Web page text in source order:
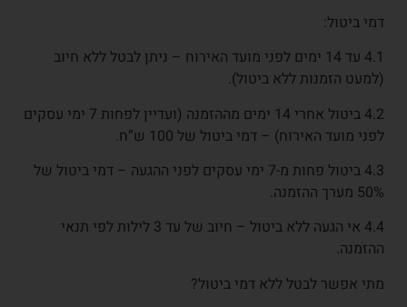
דמי ביטול:
4.1 עד 14 ימים לפני מועד האירוח – ניתן לבטל ללא חיוב
(למעט הזמנות ללא ביטול).
4.2 ביטול אחרי 14 ימים מההזמנה (ועדיין לפחות 7 ימי עסקים
לפני מועד האירוח) – דמי ביטול של 100 ש”ח.
4.3 ביטול פחות מ-7 ימי עסקים לפני ההגעה – דמי ביטול של
50% מערך ההזמנה.
4.4 אי הגעה ללא ביטול – חיוב של עד 3 לילות לפי תנאי
ההזמנה.
מתי אפשר לבטל ללא דמי ביטול?